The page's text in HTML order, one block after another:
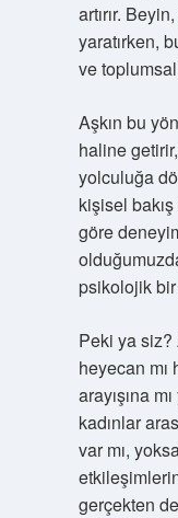
artırır.
yaratırken,
ve
Aşkın bu
haline
yolculuğa
kişisel bakış
göre
psikolojik
Peki ya siz?
heyecan
arayışına
kadınlar
var mı,
gerçekten